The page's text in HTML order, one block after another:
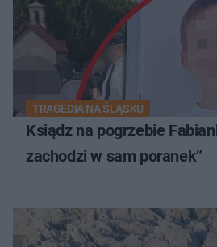
TRAGEDIA NA ŚLĄSKU
Ksiądz na pogrzebie
zachodzi w sam poranek”